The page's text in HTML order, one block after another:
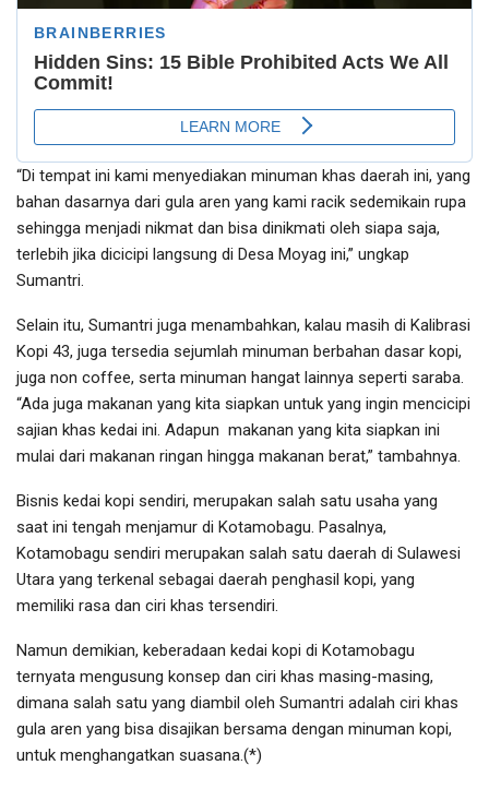
“Di tempat ini kami menyediakan minuman khas daerah ini, yang
bahan dasarnya dari gula aren yang kami racik sedemikain rupa
sehingga menjadi nikmat dan bisa dinikmati oleh siapa saja,
terlebih jika dicicipi langsung di Desa Moyag ini,” ungkap
Sumantri.
Selain itu, Sumantri juga menambahkan, kalau masih di Kalibrasi
Kopi 43, juga tersedia sejumlah minuman berbahan dasar kopi,
juga non coffee, serta minuman hangat lainnya seperti saraba.
“Ada juga makanan yang kita siapkan untuk yang ingin mencicipi
sajian khas kedai ini. Adapun makanan yang kita siapkan ini
mulai dari makanan ringan hingga makanan berat,” tambahnya.
Bisnis kedai kopi sendiri, merupakan salah satu usaha yang
saat ini tengah menjamur di Kotamobagu. Pasalnya,
Kotamobagu sendiri merupakan salah satu daerah di Sulawesi
Utara yang terkenal sebagai daerah penghasil kopi, yang
memiliki rasa dan ciri khas tersendiri.
Namun demikian, keberadaan kedai kopi di Kotamobagu
ternyata mengusung konsep dan ciri khas masing-masing,
dimana salah satu yang diambil oleh Sumantri adalah ciri khas
gula aren yang bisa disajikan bersama dengan minuman kopi,
untuk menghangatkan suasana.(*)